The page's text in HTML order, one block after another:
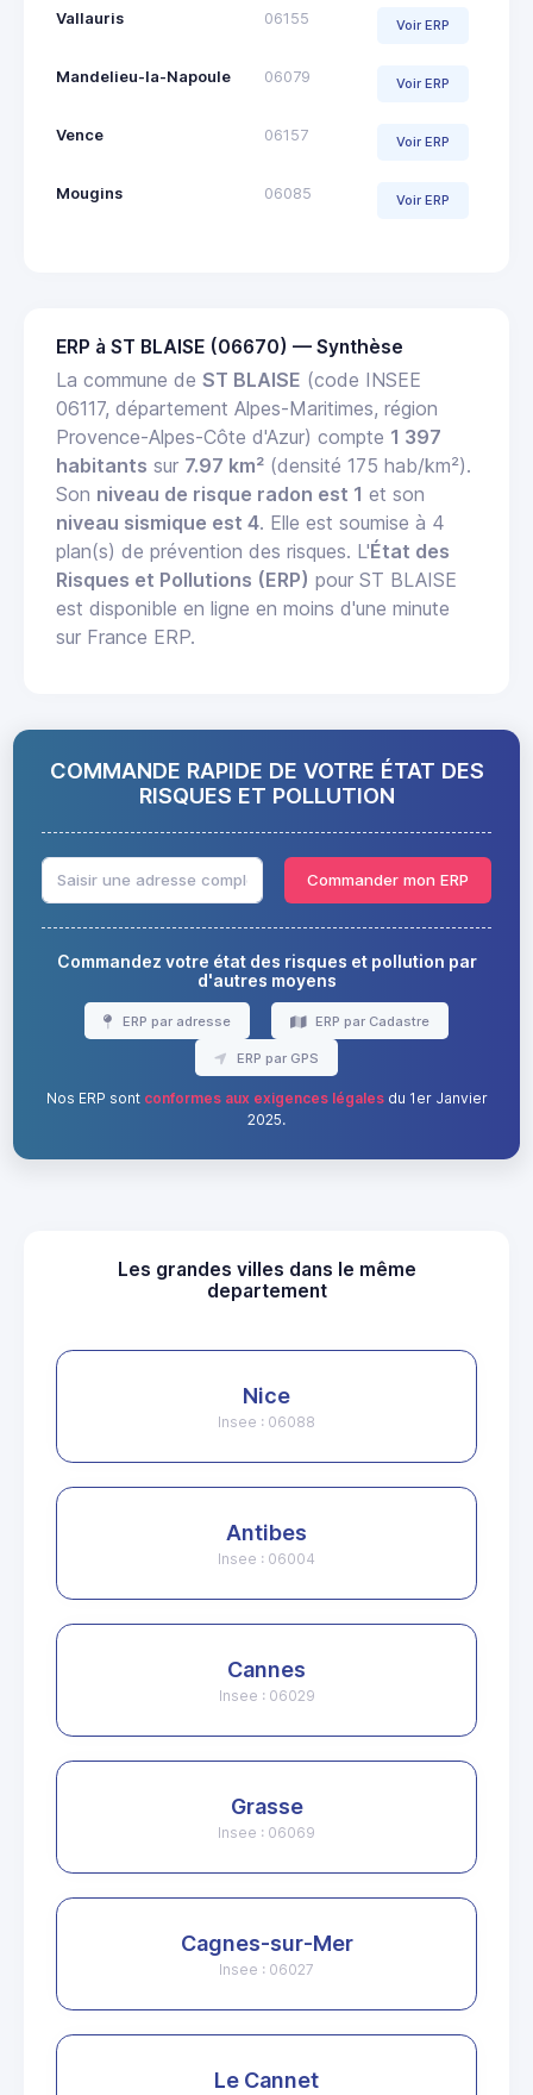
Vallauris 06155 Voir ERP
Mandelieu-la-Napoule 06079 Voir ERP
Vence 06157 Voir ERP
Mougins 06085 Voir ERP
ERP à ST BLAISE (06670) — Synthèse
La commune de ST BLAISE (code INSEE
06117, département Alpes-Maritimes, région
Provence-Alpes-Côte d'Azur) compte 1 397
habitants sur 7.97 km² (densité 175 hab/km²).
Son niveau de risque radon est 1 et son
niveau sismique est 4. Elle est soumise à 4
plan(s) de prévention des risques. L'État des
Risques et Pollutions (ERP) pour ST BLAISE
est disponible en ligne en moins d'une minute
sur France ERP.
COMMANDE RAPIDE DE VOTRE ÉTAT DES
RISQUES ET POLLUTION
Commander mon ERP
Commandez votre état des risques et pollution par
d'autres moyens
ERP par adresse ERP par Cadastre
ERP par GPS
Nos ERP sont conformes aux exigences légalesdu 1er Janvier
2025.
Les grandes villes dans le même
departement
Nice
Insee : 06088
Antibes
Insee : 06004
Cannes
Insee : 06029
Grasse
Insee : 06069
Cagnes-sur-Mer
Insee : 06027
Le Cannet